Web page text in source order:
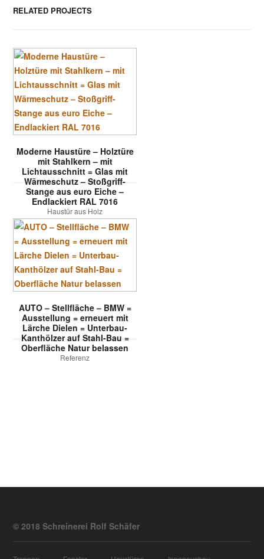
RELATED PROJECTS
Moderne Haustüre – Holztüre
mit Stahlkern – mit
Lichtausschnitt = Glas mit
Wärmeschutz – Stoßgriff-
Stange aus euro Eiche –
Endlackiert RAL 7016
Haustür aus Holz
AUTO – Stellfläche – BMW =
Ausstellung = erneuert mit
Lärche Dielen = Unterbau-
Kanthölzer auf Stahl-Bau =
Oberfläche Natur belassen
Referenz
© 2018 Schreinerei Rolf Schäfer